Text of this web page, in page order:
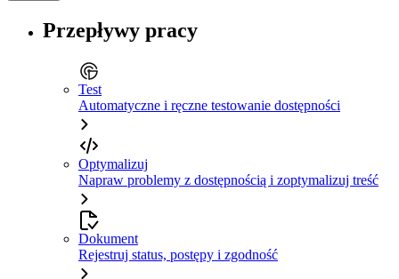
Przepływy pracy
Test
Automatyczne i ręczne testowanie dostępności
Optymalizuj
Napraw problemy z dostępnością i zoptymalizuj treść
Dokument
Rejestruj status, postępy i zgodność